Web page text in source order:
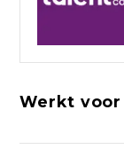
Werkt voor